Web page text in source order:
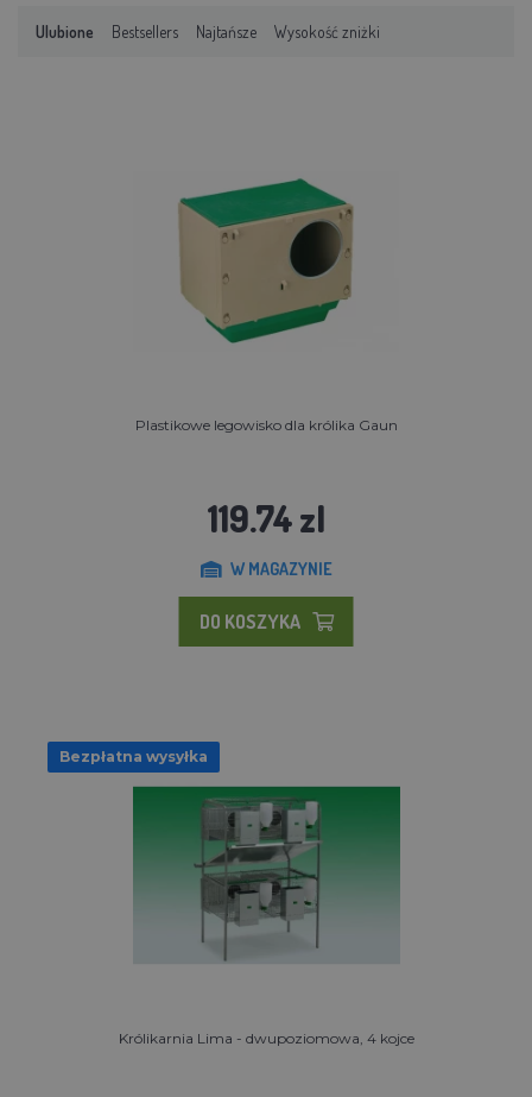
Ulubione Bestsellers Najtańsze Wysokość zniżki
Plastikowe legowisko dla królika Gaun
119.74 zl
W MAGAZYNIE
DO KOSZYKA
Bezpłatna wysyłka
Królikarnia Lima - dwupoziomowa, 4 kojce